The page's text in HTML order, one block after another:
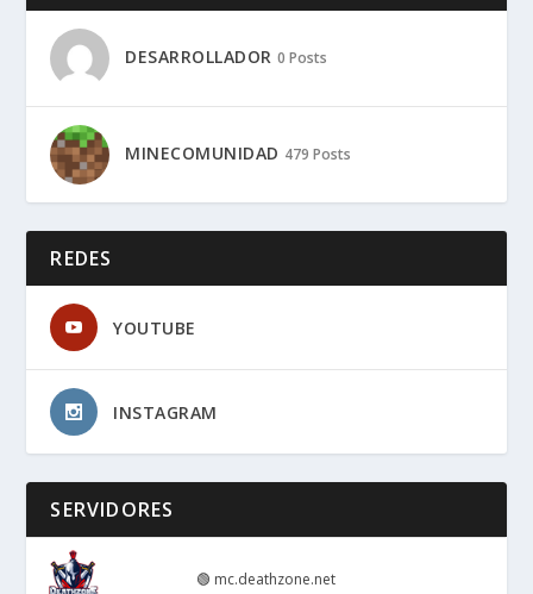
DESARROLLADOR 0 Posts
MINECOMUNIDAD 479 Posts
REDES
YOUTUBE
INSTAGRAM
SERVIDORES
🟢 mc.deathzone.net